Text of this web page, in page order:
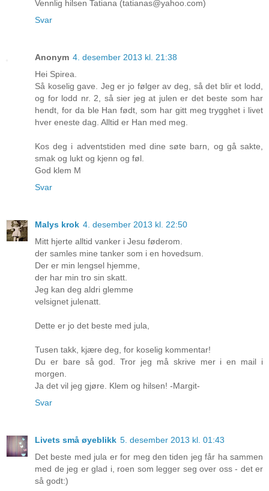
Vennlig hilsen Tatiana (tatianas@yahoo.com)
Svar
Anonym 4. desember 2013 kl. 21:38
Hei Spirea.
Så koselig gave. Jeg er jo følger av deg, så det blir et lodd,
og for lodd nr. 2, så sier jeg at julen er det beste som har
hendt, for da ble Han født, som har gitt meg trygghet i livet
hver eneste dag. Alltid er Han med meg.
Kos deg i adventstiden med dine søte barn, og gå sakte,
smak og lukt og kjenn og føl.
God klem M
Svar
Malys krok 4. desember 2013 kl. 22:50
Mitt hjerte alltid vanker i Jesu føderom.
der samles mine tanker som i en hovedsum.
Der er min lengsel hjemme,
der har min tro sin skatt.
Jeg kan deg aldri glemme
velsignet julenatt.
Dette er jo det beste med jula,
Tusen takk, kjære deg, for koselig kommentar!
Du er bare så god. Tror jeg må skrive mer i en mail i
morgen.
Ja det vil jeg gjøre. Klem og hilsen! -Margit-
Svar
Livets små øyeblikk 5. desember 2013 kl. 01:43
Det beste med jula er for meg den tiden jeg får ha sammen
med de jeg er glad i, roen som legger seg over oss - det er
så godt:)